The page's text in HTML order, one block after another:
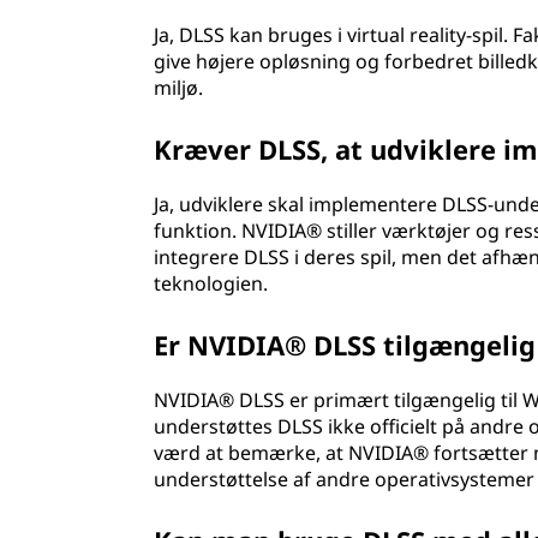
Ja, DLSS kan bruges i virtual reality-spil.
give højere opløsning og forbedret
miljø.
Kræver DLSS, at udviklere
Ja, udviklere skal implementere DLSS-
funktion. NVIDIA® stiller værktøjer og
integrere DLSS i deres spil, men det
teknologien.
Er NVIDIA® DLSS
NVIDIA® DLSS er primært tilgængelig til
understøttes DLSS ikke officielt på andre
værd at bemærke, at NVIDIA® fortsætter
understøttelse af andre